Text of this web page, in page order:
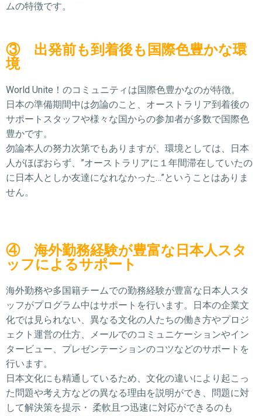
ムの特徴です。
③ 出発前も到着後も国際色豊かな環
境
World Unite！のコミュニティは国際色豊かなのが特徴。
日本の準備期間中は勿論のこと、オーストラリア到着後の
サポートスタッフや様々な国からの参加者が多数で国際色
豊かです。
勿論本人の努力次第でもありますが、環境としては、日本
人がほぼおらず、”オーストラリアに１年間滞在していたの
に日本人としか友達になれなかった…”ということはありま
せん。
④ 海外勤務経験が豊富な日本人スタ
ッフによるサポート
海外勤務や多国籍チームでの勤務経験が豊富な日本人スタ
ッフがプログラム中はサポートを行います。日本の企業文
化では見られない、異なる文化の人たちの働き方やプロジ
ェクト運営の仕方、メールでのコミュニケーションやイン
タービュー、プレゼンテーションのコツなどのサポートを
行います。
日本文化にも精通しているため、文化の違いにより起こっ
た問題や考え方などの異なる理由を説明ができ、問題に対
して解決策を提示・ 柔軟且つ迅速に対応ができるのも